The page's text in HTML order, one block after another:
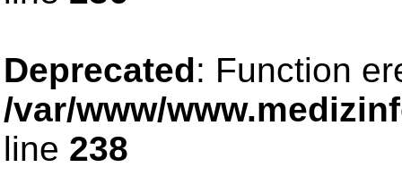
Deprecated: Function
/var/www/
line 238